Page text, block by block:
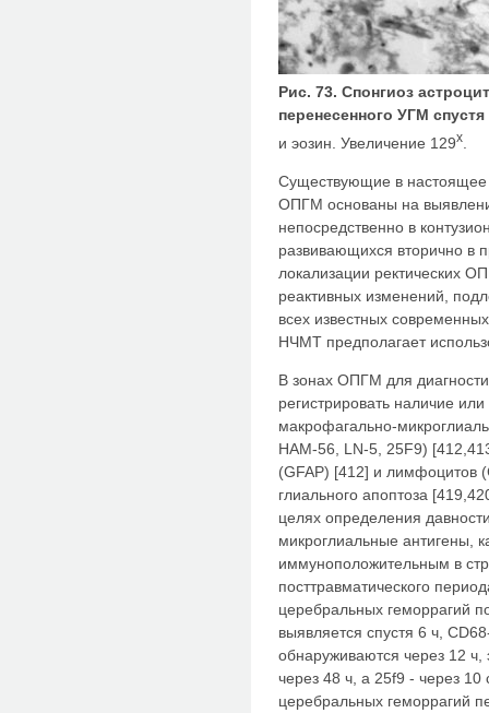
Рис. 73. Спонгиоз
перенесенного УГМ
и эозин. Увеличение 129x
Существующие в настоящее
ОПГМ основаны на
непосредственно в
развивающихся вторично в
локализации ректических
реактивных изменений,
всех известных
НЧМТ предполагает
В зонах ОПГМ для
регистрировать наличие
макрофагально-
HAM-56, LN-5, 25F9)
(GFAP) [412] и лимфоцитов
глиального апоптоза
целях определения
микроглиальные антигены,
иммуноположительным в
посттравматического
церебральных геморрагий
выявляется спустя 6 ч,
обнаруживаются через 12 ч,
через 48 ч, а 25f9 - через
церебральных геморрагий